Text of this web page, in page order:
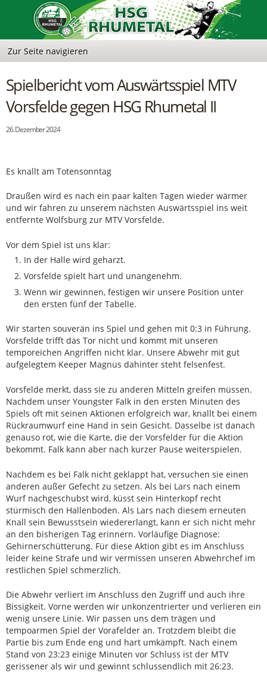
Spielbericht vom Auswärtsspiel MTV
Vorsfelde gegen HSG Rhumetal II
26. Dezember 2024
Es knallt am Totensonntag
Draußen wird es nach ein paar kalten Tagen wieder wärmer
und wir fahren zu unserem nächsten Auswärtsspiel ins weit
entfernte Wolfsburg zur MTV Vorsfelde.
Vor dem Spiel ist uns klar:
In der Halle wird geharzt.
Vorsfelde spielt hart und unangenehm.
Wenn wir gewinnen, festigen wir unsere Position unter
den ersten fünf der Tabelle.
Wir starten souverän ins Spiel und gehen mit 0:3 in Führung.
Vorsfelde trifft das Tor nicht und kommt mit unseren
temporeichen Angriffen nicht klar. Unsere Abwehr mit gut
aufgelegtem Keeper Magnus dahinter steht felsenfest.
Vorsfelde merkt, dass sie zu anderen Mitteln greifen müssen.
Nachdem unser Youngster Falk in den ersten Minuten des
Spiels oft mit seinen Aktionen erfolgreich war, knallt bei einem
Rückraumwurf eine Hand in sein Gesicht. Dasselbe ist danach
genauso rot, wie die Karte, die der Vorsfelder für die Aktion
bekommt. Falk kann aber nach kurzer Pause weiterspielen.
Nachdem es bei Falk nicht geklappt hat, versuchen sie einen
anderen außer Gefecht zu setzen. Als bei Lars nach einem
Wurf nachgeschubst wird, küsst sein Hinterkopf recht
stürmisch den Hallenboden. Als Lars nach diesem erneuten
Knall sein Bewusstsein wiedererlangt, kann er sich nicht mehr
an den bisherigen Tag erinnern. Vorläufige Diagnose:
Gehirnerschütterung. Für diese Aktion gibt es im Anschluss
leider keine Strafe und wir vermissen unseren Abwehrchef im
restlichen Spiel schmerzlich.
Die Abwehr verliert im Anschluss den Zugriff und auch ihre
Bissigkeit. Vorne werden wir unkonzentrierter und verlieren ein
wenig unsere Linie. Wir passen uns dem trägen und
tempoarmen Spiel der Vorafelder an. Trotzdem bleibt die
Partie bis zum Ende eng und hart umkämpft. Nach einem
Stand von 23:23 einige Minuten vor Schluss ist der MTV
gerissener als wir und gewinnt schlussendlich mit 26:23.